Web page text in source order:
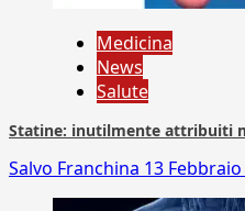
Medicina
News
Salute
Statine: inutilmente attribuiti
Salvo Franchina 13